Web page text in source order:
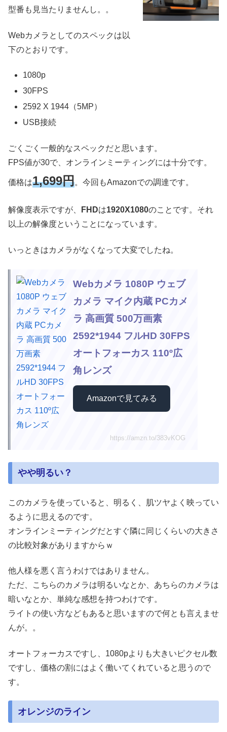
型番も見当たりませんし。。
Webカメラとしてのスペックは以
下のとおりです。
1080p
30FPS
2592 X 1944（5MP）
USB接続
ごくごく一般的なスペックだと思います。
FPS値が30で、オンラインミーティングには十分です。
価格は1,699円。今回もAmazonでの調達です。
解像度表示ですが、 FHDは1920X1080のことです。それ
以上の解像度ということになっています。
いっときはカメラがなくなって大変でしたね。
Webカメラ 1080P ウェブ
カメラ マイク内蔵 PCカメ
ラ 高画質 500万画素
2592*1944 フルHD 30FPS
オートフォーカス 110º広
角レンズ
Amazonで見てみる
https://amzn.to/383vKOG
やや明るい？
このカメラを使っていると、明るく、肌ツヤよく映ってい
るように思えるのです。
オンラインミーティングだとすぐ隣に同じくらいの大きさ
の比較対象がありますからｗ
他人様を悪く言うわけではありません。
ただ、こちらのカメラは明るいなとか、あちらのカメラは
暗いなとか、単純な感想を持つわけです。
ライトの使い方などもあると思いますので何とも言えませ
んが。。
オートフォーカスですし、1080pよりも大きいピクセル数
ですし、価格の割にはよく働いてくれていると思うので
す。
オレンジのライン